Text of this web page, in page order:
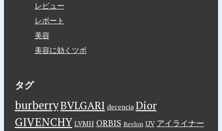
レビュー
レポート
美容
美容に効くツボ
タグ
burberryBVLGARI decencia Dior
GIVENCHY LVMH ORBIS Revlon UV アイライナー